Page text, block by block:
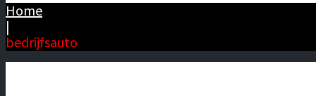
Home
|
bedrijfsauto